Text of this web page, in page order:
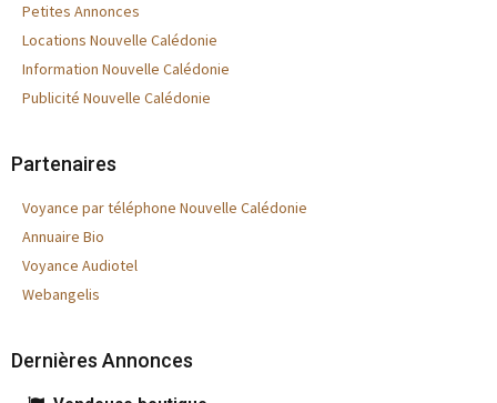
Petites Annonces
Locations Nouvelle Calédonie
Information Nouvelle Calédonie
Publicité Nouvelle Calédonie
Partenaires
Voyance par téléphone Nouvelle Calédonie
Annuaire Bio
Voyance Audiotel
Webangelis
Dernières Annonces